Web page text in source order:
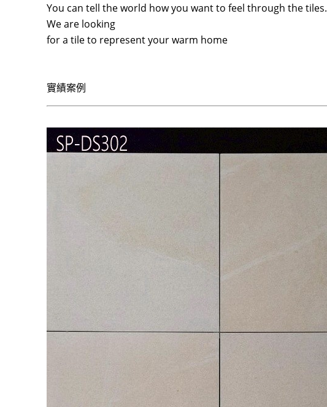
You can tell the world how you want to feel through the tiles.
We are looking
for a tile to represent your warm home
實績案例